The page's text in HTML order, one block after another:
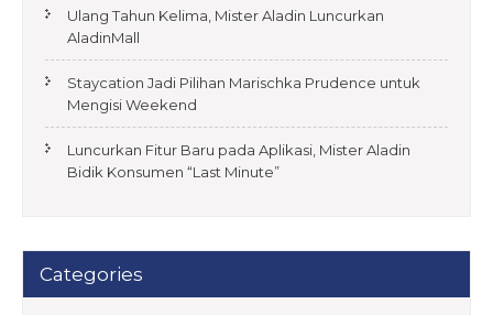
Ulang Tahun Kelima, Mister Aladin Luncurkan
AladinMall
Staycation Jadi Pilihan Marischka Prudence untuk
Mengisi Weekend
Luncurkan Fitur Baru pada Aplikasi, Mister Aladin
Bidik Konsumen “Last Minute”
Categories